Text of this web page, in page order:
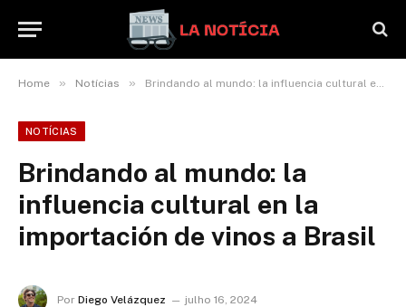
Home » Notícias » Brindando al mundo: la influencia cultural en la importación de vinos a Brasil
NOTÍCIAS
Brindando al mundo: la
influencia cultural en la
importación de vinos a Brasil
Por Diego Velázquez julho 16, 2024